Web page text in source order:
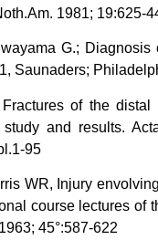
1981; 19:625-
G.; Diagnosis
Saunaders;
Fractures of the distal
and results.
95
WR, Injury
course lectures of
45°:587-622